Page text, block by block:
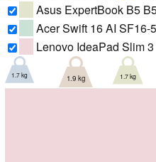
Asus ExpertBook B5
Acer Swift 16 AI SF16-
Lenovo IdeaPad Slim
1.7 kg 1.9 kg 1.7 kg